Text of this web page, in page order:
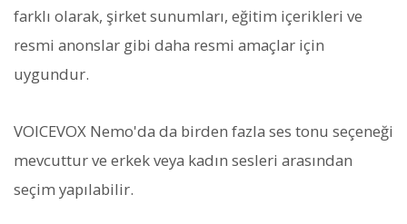
farklı olarak, şirket sunumları, eğitim içerikleri ve
resmi anonslar gibi daha resmi amaçlar için
uygundur.
VOICEVOX Nemo'da da birden fazla ses tonu seçeneği
mevcuttur ve erkek veya kadın sesleri arasından
seçim yapılabilir.